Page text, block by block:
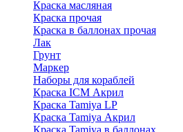
Краска масляная
Краска прочая
Краска в баллонах прочая
Лак
Грунт
Маркер
Наборы для кораблей
Краска ICM Акрил
Краска Tamiya LP
Краска Tamiya Акрил
Краска Tamiya в баллонах